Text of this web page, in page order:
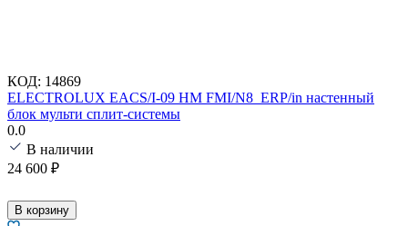
КОД: 14869
ELECTROLUX EACS/I-09 HM FMI/N8_ERP/in настенный
блок мульти сплит-системы
0.0
В наличии
24 600 ₽
В корзину